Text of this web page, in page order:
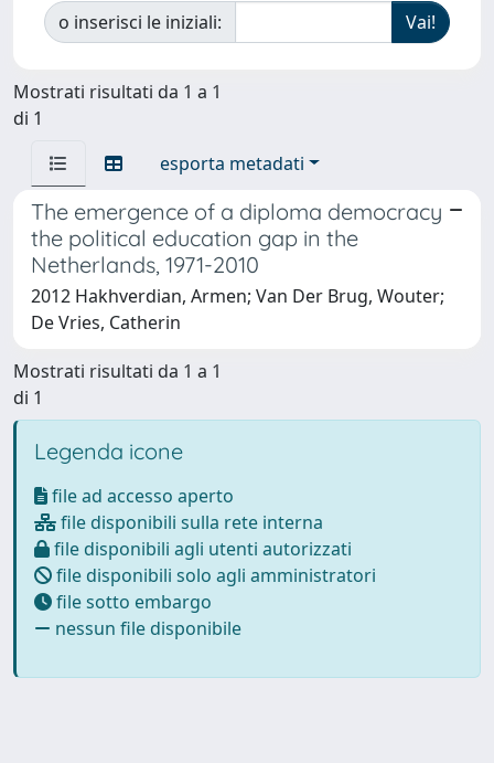
o inserisci le iniziali:
Mostrati risultati da 1 a 1
di 1
esporta metadati
The emergence of a diploma democracy
the political education gap in the
Netherlands, 1971-2010
2012 Hakhverdian, Armen; Van Der Brug, Wouter;
De Vries, Catherin
Mostrati risultati da 1 a 1
di 1
Legenda icone
file ad accesso aperto
file disponibili sulla rete interna
file disponibili agli utenti autorizzati
file disponibili solo agli amministratori
file sotto embargo
nessun file disponibile